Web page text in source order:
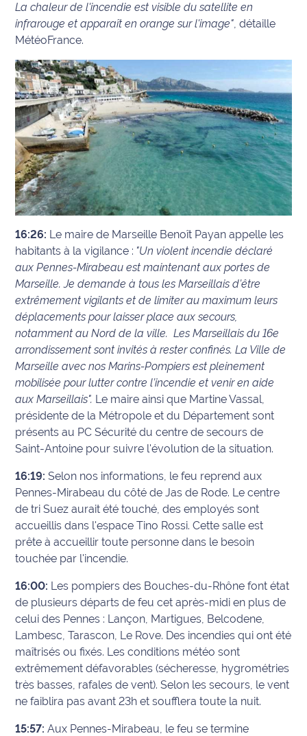
La chaleur de l'incendie est visible du satellite en
infrarouge et apparaît en orange sur l'image", détaille
MétéoFrance.
16:26: Le maire de Marseille Benoît Payan appelle les
habitants à la vigilance : "Un violent incendie déclaré
aux Pennes-Mirabeau est maintenant aux portes de
Marseille. Je demande à tous les Marseillais d’être
extrêmement vigilants et de limiter au maximum leurs
déplacements pour laisser place aux secours,
notamment au Nord de la ville. Les Marseillais du 16e
arrondissement sont invités à rester confinés. La Ville de
Marseille avec nos Marins-Pompiersest pleinement
mobilisée pour lutter contre l’incendie et venir en aide
aux Marseillais". Le maire ainsi que Martine Vassal,
présidente de la Métropole et du Département sont
présents au PC Sécurité du centre de secours de
Saint-Antoine pour suivre l'évolution de la situation.
16:19:Selon nos informations, le feu reprend aux
Pennes-Mirabeau du côté de Jas de Rode. Le centre
de tri Suez aurait été touché, des employés sont
accueillis dans l'espace Tino Rossi. Cette salle est
prête à accueillir toute personne dans le besoin
touchée par l'incendie.
16:00: Les pompiers des Bouches-du-Rhône font état
de plusieurs départs de feu cet après-midi en plus de
celui des Pennes : Lançon, Martigues, Belcodene,
Lambesc, Tarascon, Le Rove. Des incendies qui ont été
maîtrisés ou fixés. Les conditions météo sont
extrêmement défavorables (sécheresse, hygrométries
très basses, rafales de vent). Selon les secours, le vent
ne faiblira pas avant 23h et soufflera toute la nuit.
15:57:Aux Pennes-Mirabeau, le feu se termine